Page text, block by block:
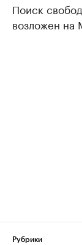
Поиск
возложен на
Рубрики